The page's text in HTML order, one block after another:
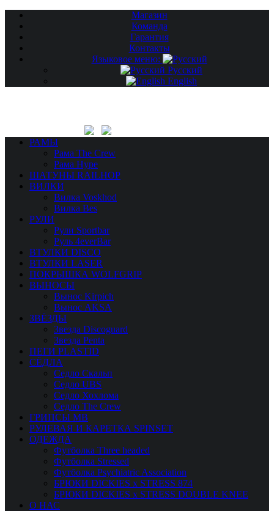
Магазин
Команда
Гарантия
Контакты
Языковое меню:
Русский
English
РАМЫ
Рама The Crew
Рама Hype
ШАТУНЫ RAILHOP
ВИЛКИ
Вилка Voskhod
Вилка Bes
РУЛИ
Рули Sportbar
Руль 4everBar
ВТУЛКИ DISCO
ВТУЛКИ LASER
ПОКРЫШКА WOLFGRIP
ВЫНОСЫ
Вынос Kirpich
Вынос AKSA
ЗВЁЗДЫ
Звезда Discoguard
Звезда Penta
ПЕГИ PLASTID
СЁДЛА
Седло Скальп
Седло UBS
Седло Хохлома
Седло The Crew
ГРИПСЫ MB
РУЛЕВАЯ И КАРЕТКА SPINSET
ОДЕЖДА
Футболка Three headed
Футболка Stressed
Футболка Psychiatric Association
БРЮКИ DICKIES x STRESS 874
БРЮКИ DICKIES x STRESS DOUBLE KNEE
О НАС